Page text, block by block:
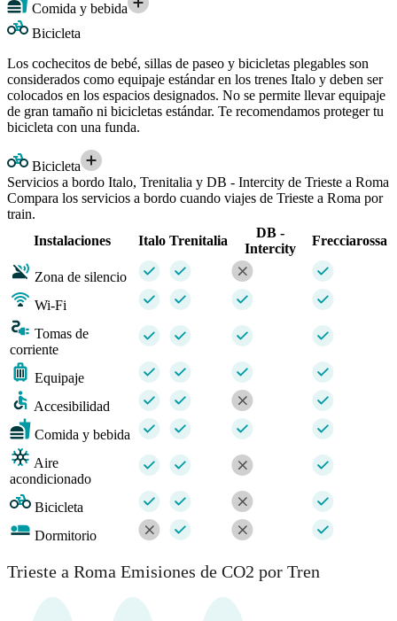
Comida y bebida
Bicicleta
Los cochecitos de bebé, sillas de paseo y bicicletas plegables son
considerados como equipaje estándar en los trenes Italo y deben ser
colocados en los espacios designados. No se permite llevar equipaje
de gran tamaño ni bicicletas estándar. Te recomendamos proteger tu
bicicleta con una funda.
Bicicleta
Servicios a bordo Italo, Trenitalia y DB - Intercity de Trieste a Roma
Compara los servicios a bordo cuando viajes de Trieste a Roma por
train.
Instalaciones
Italo Trenitalia
DB -
Intercity
Frecciarossa
Zona de silencio
Wi-Fi
Tomas de
corriente
Equipaje
Accesibilidad
Comida y bebida
Aire
acondicionado
Bicicleta
Dormitorio
Trieste a Roma Emisiones de CO2 por Tren